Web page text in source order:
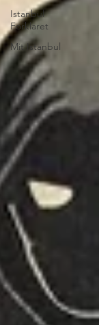
Istanbul
Forklaret
Mit Istanbul